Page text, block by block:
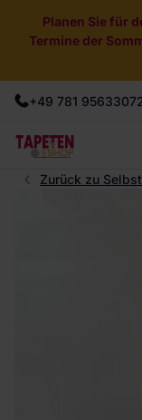
Planen Sie für
Termine der
+49 781
Zurück zu